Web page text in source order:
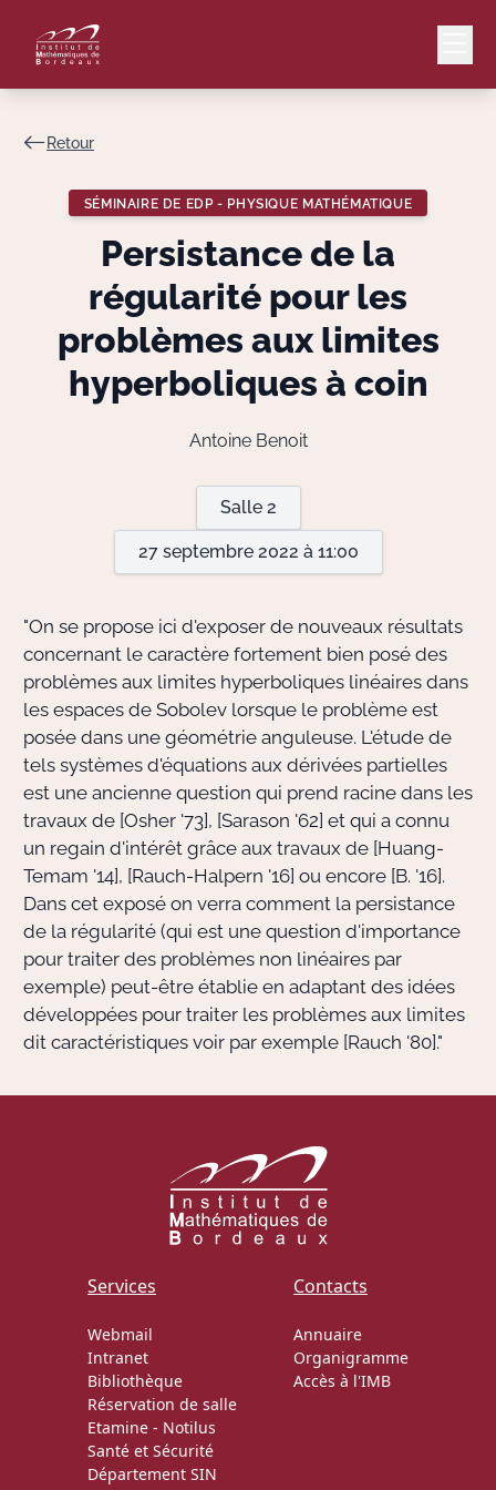
Lang
Le Laboratoire
Bibliothèque
Informatique
Retour
SÉMINAIRE DE EDP - PHYSIQUE MATHÉMATIQUE
Persistance de la
régularité pour les
problèmes aux limites
hyperboliques à coin
Antoine Benoit
Salle 2
27 septembre 2022 à 11:00
"On se propose ici d'exposer de nouveaux résultats
concernant le caractère fortement bien posé des
problèmes aux limites hyperboliques linéaires dans
les espaces de Sobolev lorsque le problème est
posée dans une géométrie anguleuse. L'étude de
tels systèmes d'équations aux dérivées partielles
est une ancienne question qui prend racine dans les
travaux de [Osher '73], [Sarason '62] et qui a connu
un regain d'intérêt grâce aux travaux de [Huang-
Temam '14], [Rauch-Halpern '16] ou encore [B. '16].
Dans cet exposé on verra comment la persistance
de la régularité (qui est une question d'importance
pour traiter des problèmes non linéaires par
exemple) peut-être établie en adaptant des idées
développées pour traiter les problèmes aux limites
dit caractéristiques voir par exemple [Rauch '80]."
Services
Webmail
Intranet
Bibliothèque
Réservation de salle
Etamine - Notilus
Santé et Sécurité
Département SIN
Contacts
Annuaire
Organigramme
Accès à l'IMB